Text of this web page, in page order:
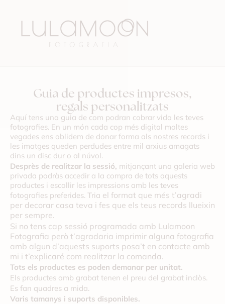
Guia de productes impresos,
regals personalitzats
Aquí tens una guia de com podran cobrar vida les teves
fotografies. En un món cada cop més digital moltes
vegades ens oblidem de donar forma als nostres records i
les imatges queden perdudes entre mil arxius amagats
dins un disc dur o al núvol.
Desprès de realitzar la sessió, mitjançant una galeria web
privada podràs accedir a la compra de tots aquests
productes i escollir les impressions amb les teves
fotografies preferides. Tria el format que més t’agradi
per decorar casa teva i fes que els teus records llueixin
per sempre.
Si no tens cap sessió programada amb Lulamoon
Fotografia però t’agradaria imprimir alguna fotografia
amb algun d’aquests suports posa’t en contacte amb
mi i t’explicaré com realitzar la comanda.
Tots els productes es poden demanar per unitat.
Els productes amb grabat tenen el preu del grabat inclòs.
Es fan quadres a mida.
Varis tamanys i suports disponibles.